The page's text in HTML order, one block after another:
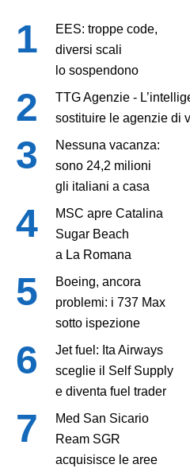
EES: troppe code,
diversi scali
lo sospendono
TTG Agenzie -
sostituire le agenzie di
Nessuna vacanza:
sono 24,2 milioni
gli italiani a casa
MSC apre Catalina
Sugar Beach
a La Romana
Boeing, ancora
problemi: i 737 Max
sotto ispezione
Jet fuel: Ita Airways
sceglie il Self Supply
e diventa fuel trader
Med San Sicario
Ream SGR
acquisisce le aree